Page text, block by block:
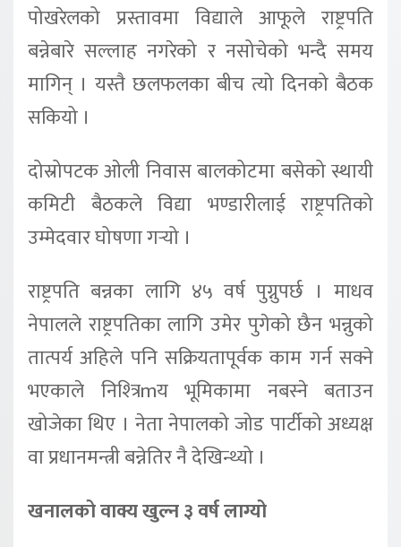
पोखरेलको प्रस्तावमा विद्याले आफूले राष्ट्रपति
बन्नेबारे सल्लाह नगरेको र नसोचेको भन्दै समय
मागिन् । यस्तै छलफलका बीच त्यो दिनको बैठक
सकियो ।
दोस्रोपटक ओली निवास बालकोटमा बसेको स्थायी
कमिटी बैठकले विद्या भण्डारीलाई राष्ट्रपतिको
उम्मेदवार घोषणा गर्‍यो ।
राष्ट्रपति बन्नका लागि ४५ वर्ष पुग्नुपर्छ । माधव
नेपालले राष्ट्रपतिका लागि उमेर पुगेको छैन भन्नुको
तात्पर्य अहिले पनि सक्रियतापूर्वक काम गर्न सक्ने
भएकाले निश्त्रिmय भूमिकामा नबस्ने बताउन
खोजेका थिए । नेता नेपालको जोड पार्टीको अध्यक्ष
वा प्रधानमन्त्री बन्नेतिर नै देखिन्थ्यो ।
खनालको वाक्य खुल्न ३ वर्ष लाग्यो